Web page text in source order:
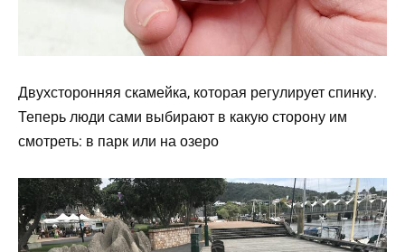
Двухсторонняя скамейка, которая регулирует спинку.
Теперь люди сами выбирают в какую сторону им
смотреть: в парк или на озеро